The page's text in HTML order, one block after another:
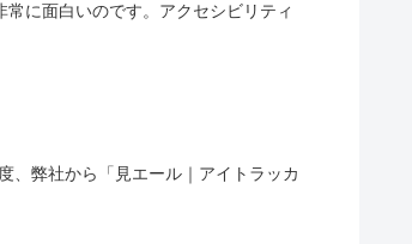
に面白いのです。アクセシビリティ
、弊社から「見エール｜アイトラッカ